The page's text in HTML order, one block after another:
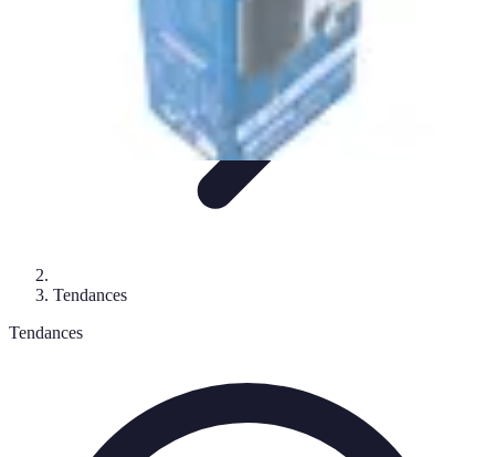
Tendances
Tendances